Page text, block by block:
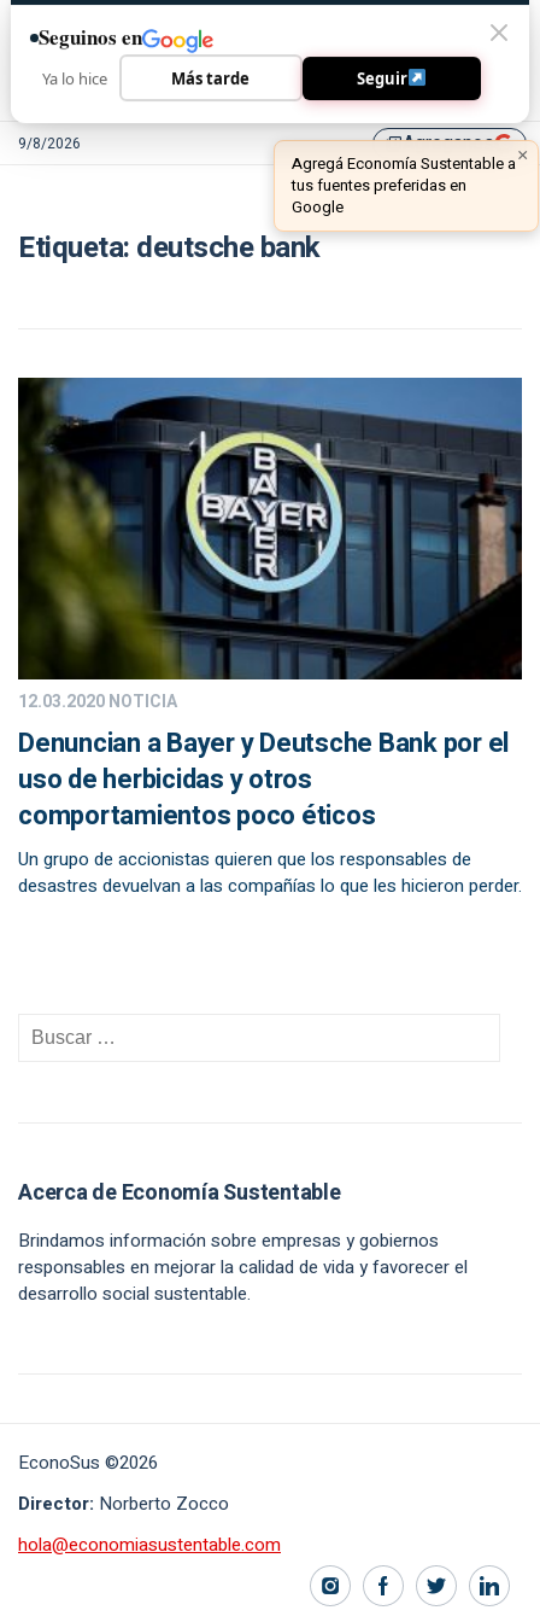
9/8/2026 library_addAgreganos ×
Agregá Economía Sustentable a
tus fuentes preferidas en
Google
Etiqueta: deutsche bank
12.03.2020NOTICIA
Denuncian a Bayer y Deutsche Bank por el
uso de herbicidas y otros
comportamientos poco éticos
Un grupo de accionistas quieren que los responsables de
desastres devuelvan a las compañías lo que les hicieron perder.
Acerca de Economía Sustentable
Brindamos información sobre empresas y gobiernos
responsables en mejorar la calidad de vida y favorecer el
desarrollo social sustentable.
EconoSus ©2026
Director: Norberto Zocco
hola@economiasustentable.com
Seguinos en
Ya lo hice Más tarde Seguir